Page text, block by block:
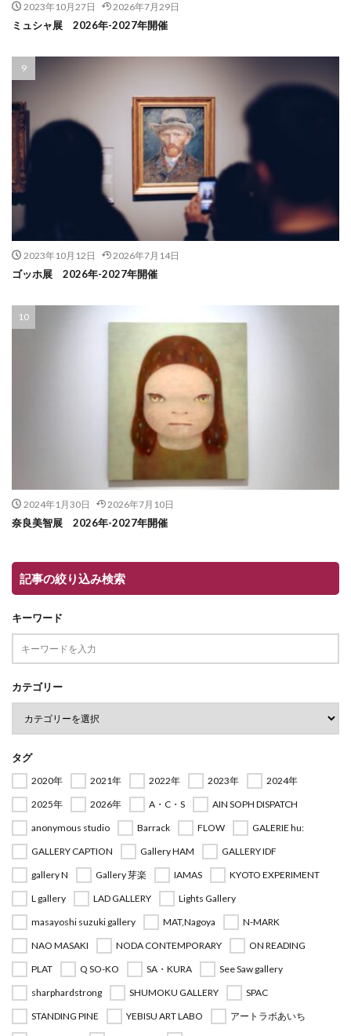
2023年10月27日 2026年7月29日
ミュシャ展 2026年-2027年開催
2023年10月12日 2026年7月14日
ゴッホ展 2026年-2027年開催
2024年1月30日 2026年7月10日
奈良美智展 2026年-2027年開催
記事の絞り込み検索
キーワード
カテゴリー
タグ
2020年 2021年 2022年 2023年
2024年
2025年
2026年 A・C・S
AIN SOPH DISPATCH
anonymous studio
Barrack FLOW
GALERIE hu:
GALLERY CAPTION
Gallery HAM
GALLERY IDF
gallery N
Gallery 芽楽 IAMAS
KYOTO EXPERIMENT
L gallery
LAD GALLERY
Lights Gallery
masayoshi suzuki gallery
MAT,Nagoya
N-MARK
NAO MASAKI
NODA CONTEMPORARY
ON READING
PLAT
Q SO-KO SA・KURA
See Saw gallery
sharphardstrong
SHUMOKU GALLERY
SPAC
STANDING PINE
YEBISU ART LABO
アートラボあいち